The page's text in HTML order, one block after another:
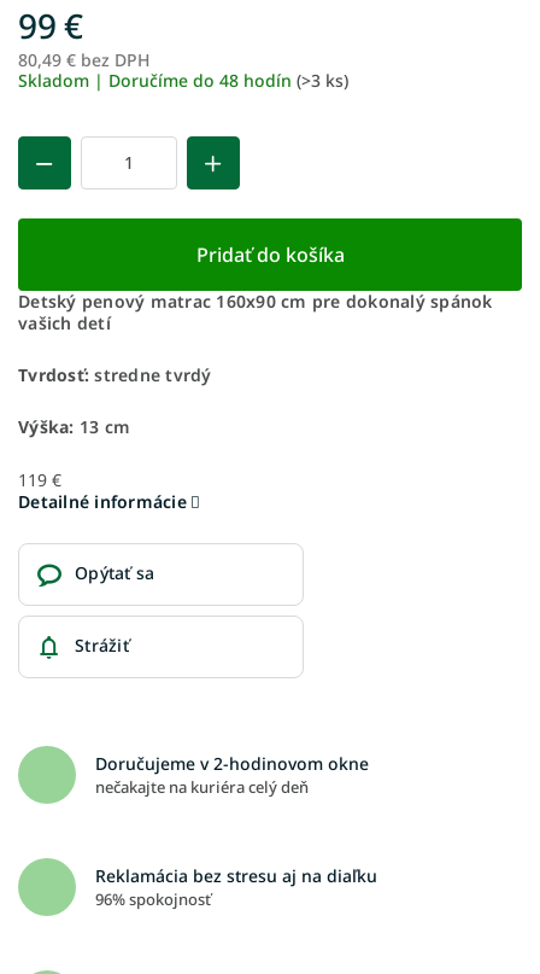
99 €
80,49 € bez DPH
Skladom | Doručíme do 48 hodín (>3 ks)
Pridať do košíka
Detský penový matrac 160x90 cm pre dokonalý spánok
vašich detí
Tvrdosť: stredne tvrdý
Výška: 13 cm
119 €
Detailné informácie
Opýtať sa
Strážiť
Doručujeme v 2-hodinovom okne
nečakajte na kuriéra celý deň
Reklamácia bez stresu aj na diaľku
96% spokojnosť